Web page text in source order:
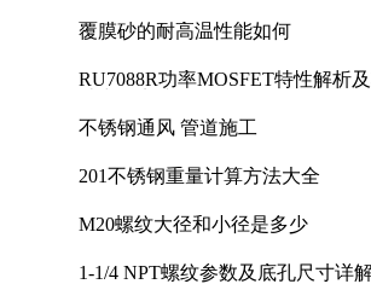
覆膜砂的耐高温性能如何
RU7088R功率MOSFET特性解析
不锈钢通风 管道施工
201不锈钢重量计算方法大全
M20螺纹大径和小径是多少
1-1/4 NPT螺纹参数及底孔尺寸详